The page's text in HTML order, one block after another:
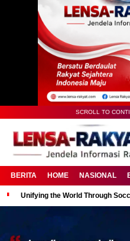
SCROLL TO
BERITA HOME NASIONAL
Unifying the World Through